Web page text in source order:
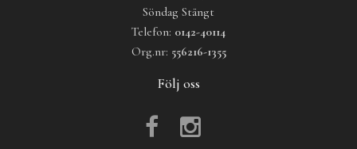
Söndag Stängt
Telefon: 0142-40114
Org.nr: 556216-1355
Följ oss